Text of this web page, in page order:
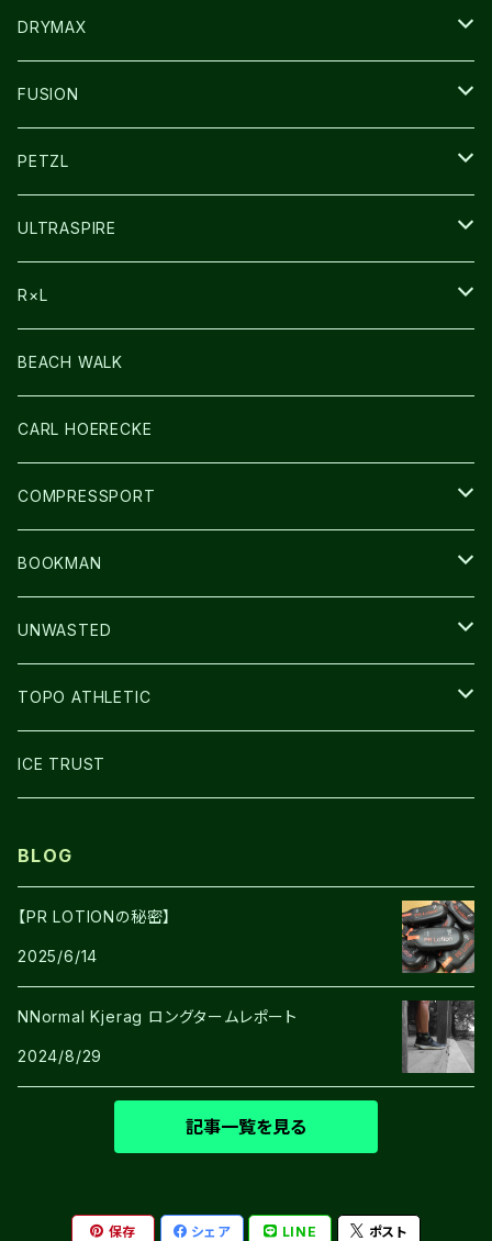
GLOVE
CAP/HAT
DRYMAX
SOCKS
FUSION
その他GOODS
PETZL
HEADLAMP
ULTRASPIRE
BAG
LIGHT
R×L
SOCKS・LEGWARMER
アームカバー
GLOVE
BEACH WALK
CARL HOERECKE
COMPRESSPORT
CAP/HAT
BAG
BOOKMAN
LIGHT
UNWASTED
GLOVE
TOPO ATHLETIC
SHOES
ICE TRUST
BLOG
【PR LOTIONの秘密】
2025/6/14
NNormal Kjerag ロングタームレポート
2024/8/29
記事一覧を見る
保存 シェア LINE ポスト